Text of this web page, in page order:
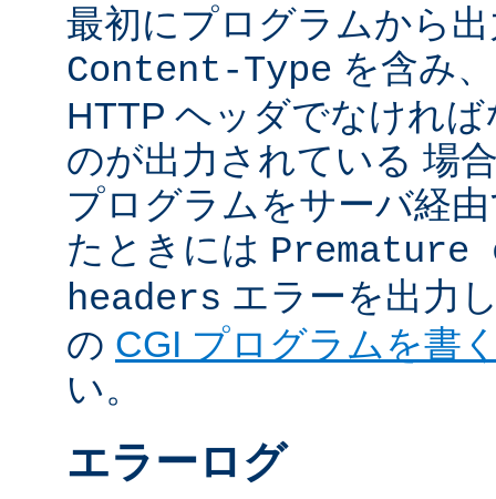
最初にプログラムから
Content-Type を含み
HTTP ヘッダでなけれ
のが出力されている 場
プログラムをサーバ経
たときには
headers エラーを出力
の CGI プログラムを書
い。
エラーログ